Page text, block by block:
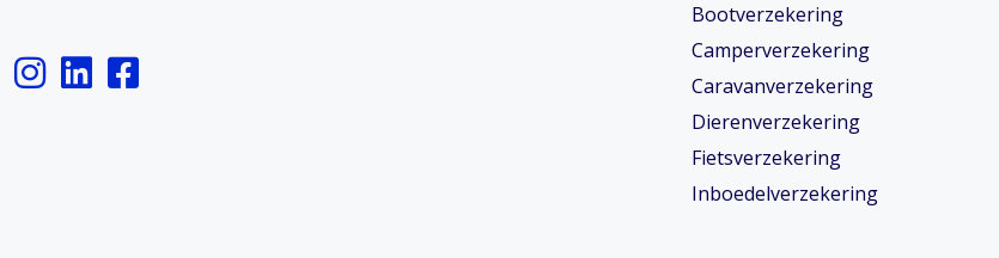
I
n
L
i
F
a
Bootverzekering
Camperverzekering
Caravanverzekering
Dierenverzekering
Fietsverzekering
Inboedelverzekering